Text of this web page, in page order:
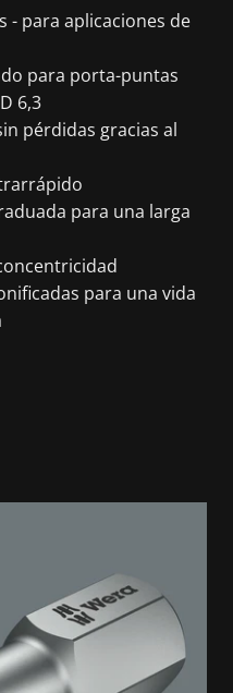
- para aplicaciones de
para porta-puntas
6,3
pérdidas gracias al
para una larga
para una vida